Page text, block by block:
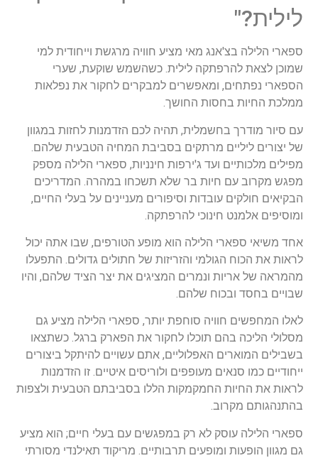
לילית?"
ספארי הלילה בצ'אנג מאי מציע חוויה מרגשת וייחודית למי
שמוכן לצאת להרפתקה לילית. כשהשמש שוקעת, שערי
הספארי נפתחים, ומאפשרים למבקרים לחקור את נפלאות
ממלכת החיות בחסות החושך.
עם סיור מודרך בחשמלית, תהיה לכם הזדמנות לחזות במגוון
של יצורים ליליים מרתקים בסביבת המחיה הטבעית שלהם.
מפילים מלכותיים ועד ג'ירפות חינניות, ספארי הלילה מספק
מפגש מקרוב עם חיות בר שלא תשכחו במהרה. המדריכים
הבקיאים חולקים עובדות וסיפורים מעניינים על בעלי החיים,
ומוסיפים אלמנט חינוכי להרפתקה.
אחד משיאי ספארי הלילה הוא מופע הטורפים, שבו אתה יכול
לראות את הכוח הגולמי והזריזות של חתולים גדולים. התפעלו
מהמראה של אריות ונמרים המציגים את יצר הציד שלהם, והיו
שבויים בחסד ובכוח שלהם.
לאלו המחפשים חוויה סוחפת יותר, ספארי הלילה מציע גם
מסלולי הליכה בהם תוכלו לחקור את הפארק ברגל. כשתצאו
בשבילים המוארים האפלוליים, אתם עשויים להיתקל ביצורים
ייחודיים כמו סנאים מעופפים ולוריסים איטיים. זו הזדמנות
לראות את החיות החמקמקות הללו בסביבתם הטבעית ולצפות
בהתנהגותם מקרוב.
ספארי הלילה עוסק לא רק במפגשים עם בעלי חיים; הוא מציע
גם מגוון הופעות ומופעים תרבותיים. מריקוד תאילנדי מסורתי